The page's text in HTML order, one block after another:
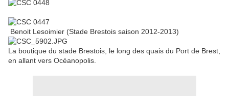
Benoit Lesoimier (Stade Brestois saison 2012-2013)
La boutique du stade Brestois, le long des quais du Port de Brest,
en allant vers Océanopolis.